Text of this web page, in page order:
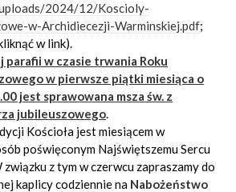
2024/12/Koscioly-
w-Archidiecezji-Warminskiej.pdf;
w link).
parafii w czasie trwania Roku
w pierwsze piątki miesiąca o
jest sprawowana msza św. z
jubileuszowego.
Kościoła jest miesiącem w
poświęconym Najświętszemu Sercu
związku z tym w czerwcu zapraszamy do
kaplicy codziennie na Nabożeństwo